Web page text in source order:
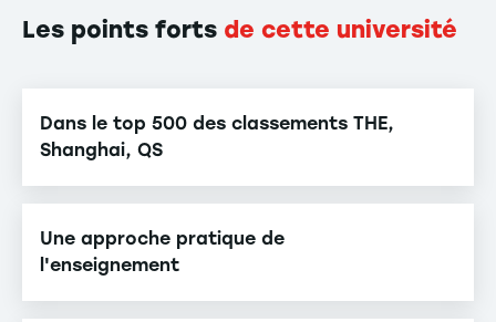
Les points forts de cette université
Dans le top 500 des classements THE,
Shanghai, QS
Une approche pratique de
l'enseignement